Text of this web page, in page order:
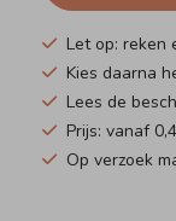
Let op: reken
Kies daarna
Lees de
Prijs: vanaf
Op verzoek